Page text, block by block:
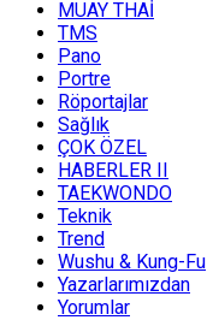
MUAY THAİ
TMS
Pano
Portre
Röportajlar
Sağlık
ÇOK ÖZEL
HABERLER II
TAEKWONDO
Teknik
Trend
Wushu & Kung-Fu
Yazarlarımızdan
Yorumlar